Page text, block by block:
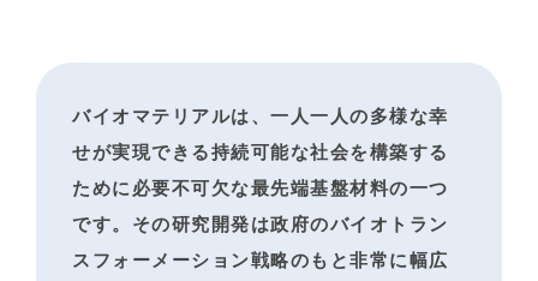
バイオマテリアルは、一人一人の多様な幸
せが実現できる持続可能な社会を構築する
ために必要不可欠な最先端基盤材料の一つ
です。 その研究開発は政府のバイオトラン
スフォーメーション戦略のもと非常に幅広